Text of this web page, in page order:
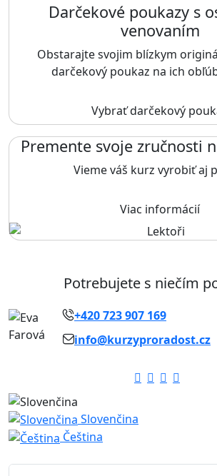
Darčekové poukazy s
venovaním
Obstarajte svojim blízkym
darčekový poukaz na ich
Vybrať darčekový
Premente svoje zručnosti
Vieme váš kurz vyrobiť aj
Viac informácií
Potrebujete s niečím
+420 723 907 169
info@kurzyproradost.cz
Slovenčina
Čeština